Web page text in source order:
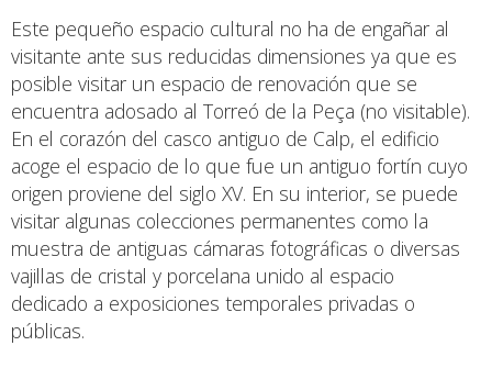
Este pequeño espacio cultural no ha de engañar al
visitante ante sus reducidas dimensiones ya que es
posible visitar un espacio de renovación que se
encuentra adosado al Torreó de la Peça (no visitable).
En el corazón del casco antiguo de Calp, el edificio
acoge el espacio de lo que fue un antiguo fortín cuyo
origen proviene del siglo XV. En su interior, se puede
visitar algunas colecciones permanentes como la
muestra de antiguas cámaras fotográficas o diversas
vajillas de cristal y porcelana unido al espacio
dedicado a exposiciones temporales privadas o
públicas.